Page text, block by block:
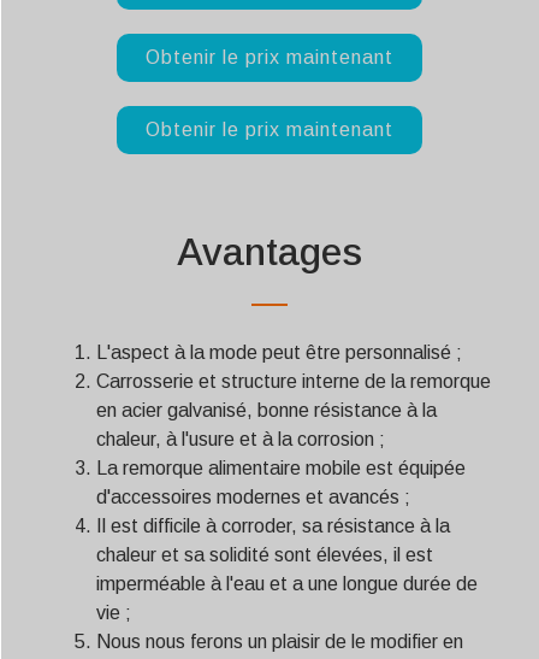
Obtenir le prix maintenant
Obtenir le prix maintenant
Avantages
L'aspect à la mode peut être personnalisé ;
Carrosserie et structure interne de la remorque
en acier galvanisé, bonne résistance à la
chaleur, à l'usure et à la corrosion ;
La remorque alimentaire mobile est équipée
d'accessoires modernes et avancés ;
Il est difficile à corroder, sa résistance à la
chaleur et sa solidité sont élevées, il est
imperméable à l'eau et a une longue durée de
vie ;
Nous nous ferons un plaisir de le modifier en